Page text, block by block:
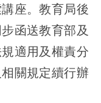
座。教育局後
函送教育部及
適用及權責分
關規定續行辦